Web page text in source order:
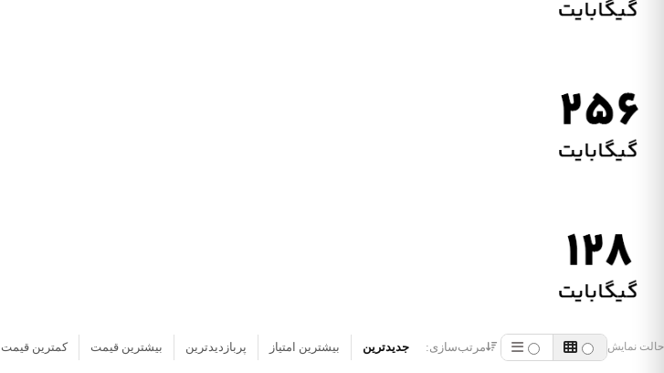
حالت نمایش مرتب‌سازی: جدیدترین بیشترین امتیاز پربازدیدترین بیشترین قیمت کمترین قیمت